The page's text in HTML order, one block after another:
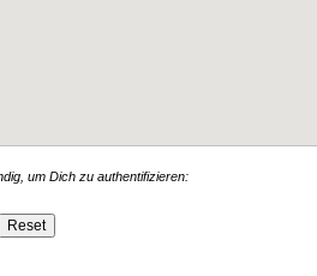
um Dich zu authentifizieren: